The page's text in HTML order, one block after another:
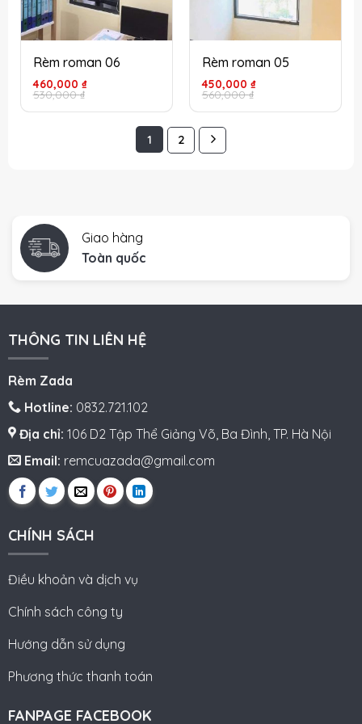
Rèm roman 06
530,000₫
Giá
gốc
530,000 ₫.
460,000 ₫
Giá
hiện
là:
Rèm roman 05
560,000₫
Giá
gốc
560,000 ₫.
450,000 ₫
Giá
hiện
là:
450,000 ₫.
1 2
Giao hàng
Toàn quốc
THÔNG TIN LIÊN HỆ
Rèm Zada
Hotline: 0832.721.102
Địa chỉ: 106 D2 Tập Thể Giảng Võ, Ba Đình, TP. Hà Nội
Email: remcuazada@gmail.com
CHÍNH SÁCH
Điều khoản và dịch vụ
Chính sách công ty
Hướng dẫn sử dụng
Phương thức thanh toán
FANPAGE FACEBOOK